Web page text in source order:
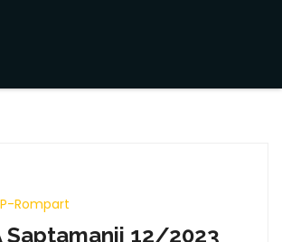
Rompart
Saptamanii 12/2023